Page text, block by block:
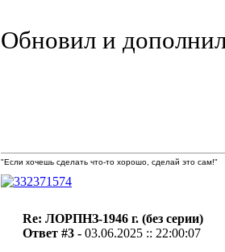
Обновил и
"Если хочешь сделать что-то хорошо, сделай это сам!"
Re: ЛОРПНЗ-1946 г. (без серии)
Ответ #3 -03.06.2025 :: 22:00:07